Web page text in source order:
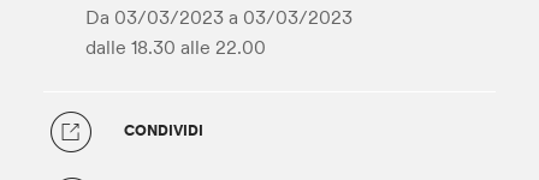
Da 03/03/2023 a 03/03/2023
dalle 18.30 alle 22.00
CONDIVIDI